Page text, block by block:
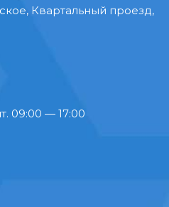
Квартальный проезд,
09:00 — 17:00